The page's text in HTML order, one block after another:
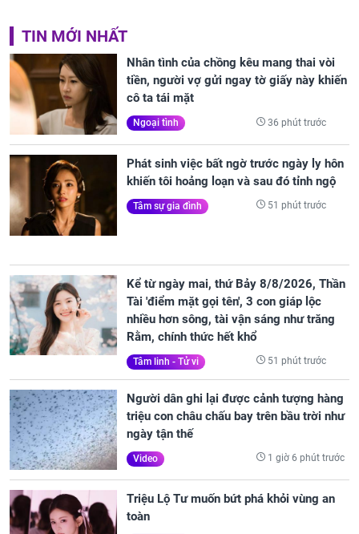
TIN MỚI NHẤT
Nhân tình của chồng kêu mang thai vòi
tiền, người vợ gửi ngay tờ giấy này khiến
cô ta tái mặt
Ngoại tình 36 phút trước
Phát sinh việc bất ngờ trước ngày ly hôn
khiến tôi hoảng loạn và sau đó tỉnh ngộ
Tâm sự gia đình 51 phút trước
Kể từ ngày mai, thứ Bảy 8/8/2026, Thần
Tài 'điểm mặt gọi tên', 3 con giáp lộc
nhiều hơn sông, tài vận sáng như trăng
Rằm, chính thức hết khổ
Tâm linh - Tử vi 51 phút trước
Người dân ghi lại được cảnh tượng hàng
triệu con châu chấu bay trên bầu trời như
ngày tận thế
Video 1 giờ 6 phút trước
Triệu Lộ Tư muốn bứt phá khỏi vùng an
toàn